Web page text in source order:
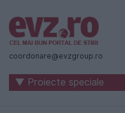
Știri
naționale
internaționale
coordonare@evzgroup.ro
▼ Proiecte speciale